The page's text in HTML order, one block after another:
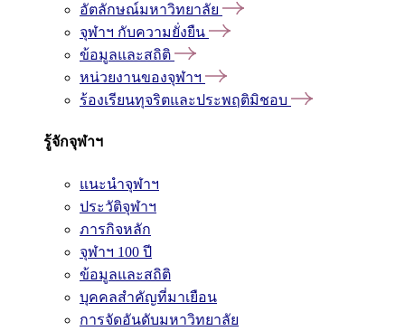
อัตลักษณ์มหาวิทยาลัย
จุฬาฯ กับความยั่งยืน
ข้อมูลและสถิติ
หน่วยงานของจุฬาฯ
ร้องเรียนทุจริตและประพฤติมิชอบ
รู้จักจุฬาฯ
แนะนำจุฬาฯ
ประวัติจุฬาฯ
ภารกิจหลัก
จุฬาฯ 100 ปี
ข้อมูลและสถิติ
บุคคลสำคัญที่มาเยือน
การจัดอันดับมหาวิทยาลัย